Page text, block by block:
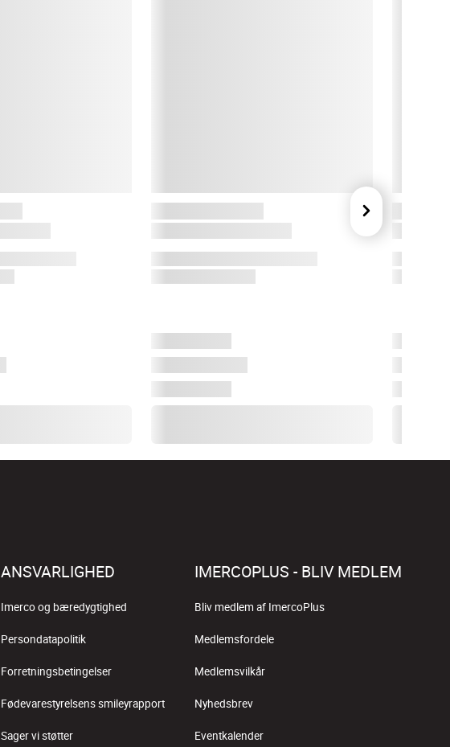
ANSVARLIGHED
Imerco og bæredygtighed
Persondatapolitik
Forretningsbetingelser
Fødevarestyrelsens smileyrapport
Sager vi støtter
IMERCOPLUS - BLIV MEDLEM
Bliv medlem af ImercoPlus
Medlemsfordele
Medlemsvilkår
Nyhedsbrev
Eventkalender